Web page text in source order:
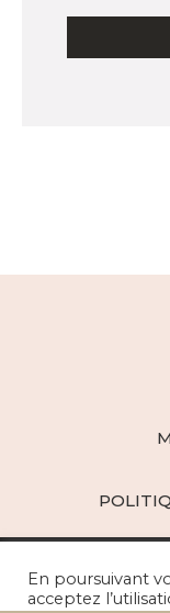
En poursuivant
acceptez